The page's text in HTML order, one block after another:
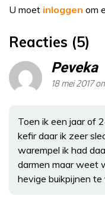
U moet inloggen om
Reacties (5)
Peveka
18 mei 2017
Toen ik een jaar of
kefir daar ik zeer
warempel ik had
darmen maar weet
hevige buikpijnen te